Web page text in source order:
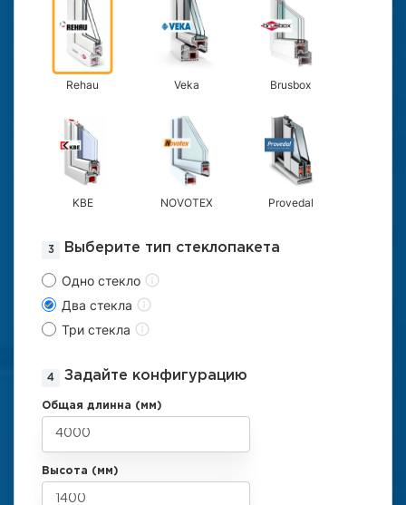
Rehau Veka Brusbox
KBE NOVOTEX Provedal
Выберите тип стеклопакета
Одно стекло
Два стекла
Три стекла
Задайте конфигурацию
Общая длинна (мм)
Высота (мм)